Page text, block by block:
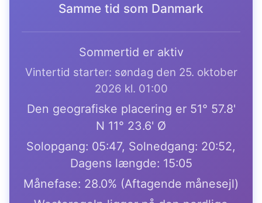
Samme tid som Danmark
Sommertid er aktiv
Vintertid starter: søndag den 25. oktober
2026 kl. 01:00
Den geografiske placering er 51° 57.8'
N 11° 23.6' Ø
Solopgang: 05:47, Solnedgang: 20:52,
Dagens længde: 15:05
Månefase: 28.0% (Aftagende månesejl)